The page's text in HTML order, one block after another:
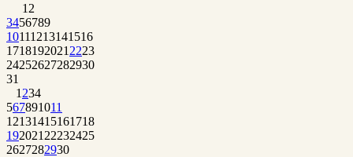
1 2
3456789
10111213141516
1718192021 2223
24252627282930
31
1 234
567891011
12131415161718
192021 22232425
2627282930